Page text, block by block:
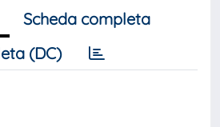
Scheda completa
(DC)